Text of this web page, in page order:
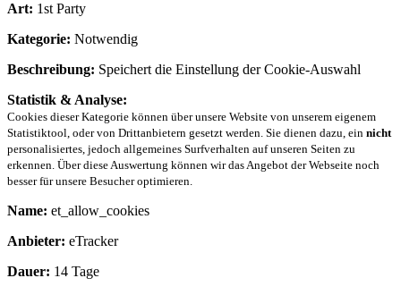
Art: 1st Party
Kategorie: Notwendig
Beschreibung: Speichert die Einstellung der Cookie-Auswahl
Statistik & Analyse:
Cookies dieser Kategorie können über unsere Website von unserem eigenem
Statistiktool, oder von Drittanbietern gesetzt werden. Sie dienen dazu, ein nicht
personalisiertes, jedoch allgemeines Surfverhalten auf unseren Seiten zu
erkennen. Über diese Auswertung können wir das Angebot der Webseite noch
besser für unsere Besucher optimieren.
Name: et_allow_cookies
Anbieter: eTracker
Dauer: 14 Tage